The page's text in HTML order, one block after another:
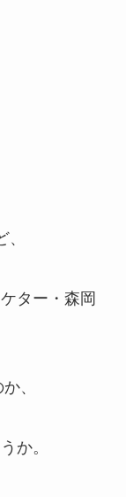
ター・森岡
、
か。